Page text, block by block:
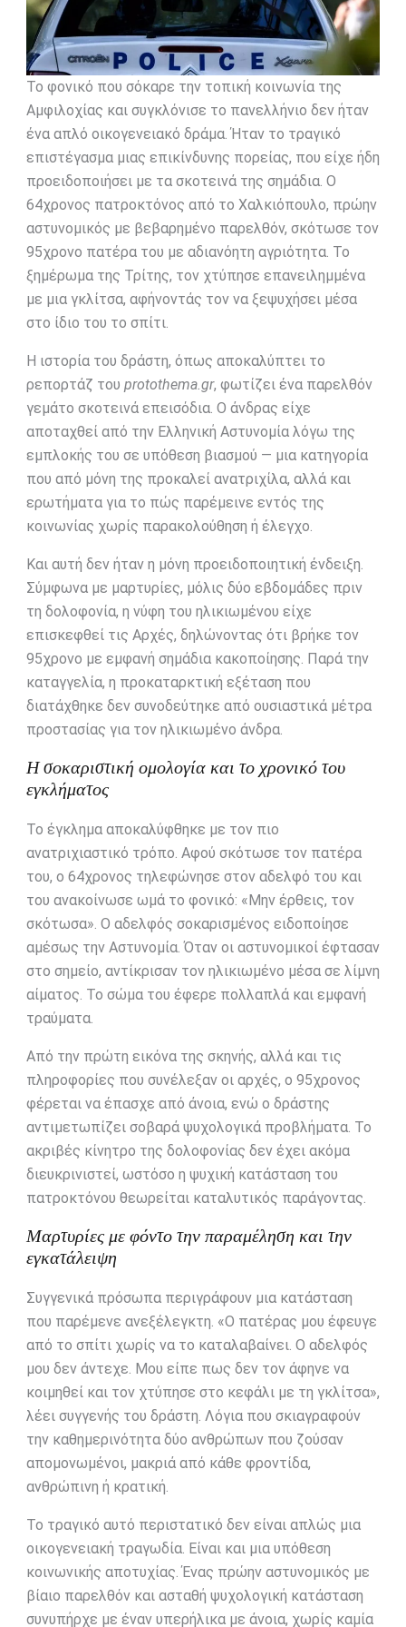
Το φονικό που σόκαρε την τοπική κοινωνία της
Αμφιλοχίας και συγκλόνισε το πανελλήνιο δεν ήταν
ένα απλό οικογενειακό δράμα. Ήταν το τραγικό
επιστέγασμα μιας επικίνδυνης πορείας, που είχε ήδη
προειδοποιήσει με τα σκοτεινά της σημάδια. Ο
64χρονος πατροκτόνος από το Χαλκιόπουλο, πρώην
αστυνομικός με βεβαρημένο παρελθόν, σκότωσε τον
95χρονο πατέρα του με αδιανόητη αγριότητα. Το
ξημέρωμα της Τρίτης, τον χτύπησε επανειλημμένα
με μια γκλίτσα, αφήνοντάς τον να ξεψυχήσει μέσα
στο ίδιο του το σπίτι.
Η ιστορία του δράστη, όπως αποκαλύπτει το
ρεπορτάζ του protothema.gr, φωτίζει ένα παρελθόν
γεμάτο σκοτεινά επεισόδια. Ο άνδρας είχε
αποταχθεί από την Ελληνική Αστυνομία λόγω της
εμπλοκής του σε υπόθεση βιασμού — μια κατηγορία
που από μόνη της προκαλεί ανατριχίλα, αλλά και
ερωτήματα για το πώς παρέμεινε εντός της
κοινωνίας χωρίς παρακολούθηση ή έλεγχο.
Και αυτή δεν ήταν η μόνη προειδοποιητική ένδειξη.
Σύμφωνα με μαρτυρίες, μόλις δύο εβδομάδες πριν
τη δολοφονία, η νύφη του ηλικιωμένου είχε
επισκεφθεί τις Αρχές, δηλώνοντας ότι βρήκε τον
95χρονο με εμφανή σημάδια κακοποίησης. Παρά την
καταγγελία, η προκαταρκτική εξέταση που
διατάχθηκε δεν συνοδεύτηκε από ουσιαστικά μέτρα
προστασίας για τον ηλικιωμένο άνδρα.
Η σοκαριστική ομολογία και το χρονικό του
εγκλήματος
Το έγκλημα αποκαλύφθηκε με τον πιο
ανατριχιαστικό τρόπο. Αφού σκότωσε τον πατέρα
του, ο 64χρονος τηλεφώνησε στον αδελφό του και
του ανακοίνωσε ωμά το φονικό: «Μην έρθεις, τον
σκότωσα». Ο αδελφός σοκαρισμένος ειδοποίησε
αμέσως την Αστυνομία. Όταν οι αστυνομικοί έφτασαν
στο σημείο, αντίκρισαν τον ηλικιωμένο μέσα σε λίμνη
αίματος. Το σώμα του έφερε πολλαπλά και εμφανή
τραύματα.
Από την πρώτη εικόνα της σκηνής, αλλά και τις
πληροφορίες που συνέλεξαν οι αρχές, ο 95χρονος
φέρεται να έπασχε από άνοια, ενώ ο δράστης
αντιμετωπίζει σοβαρά ψυχολογικά προβλήματα. Το
ακριβές κίνητρο της δολοφονίας δεν έχει ακόμα
διευκρινιστεί, ωστόσο η ψυχική κατάσταση του
πατροκτόνου θεωρείται καταλυτικός παράγοντας.
Μαρτυρίες με φόντο την παραμέληση και την
εγκατάλειψη
Συγγενικά πρόσωπα περιγράφουν μια κατάσταση
που παρέμενε ανεξέλεγκτη. «Ο πατέρας μου έφευγε
από το σπίτι χωρίς να το καταλαβαίνει. Ο αδελφός
μου δεν άντεχε. Μου είπε πως δεν τον άφηνε να
κοιμηθεί και τον χτύπησε στο κεφάλι με τη γκλίτσα»,
λέει συγγενής του δράστη. Λόγια που σκιαγραφούν
την καθημερινότητα δύο ανθρώπων που ζούσαν
απομονωμένοι, μακριά από κάθε φροντίδα,
ανθρώπινη ή κρατική.
Το τραγικό αυτό περιστατικό δεν είναι απλώς μια
οικογενειακή τραγωδία. Είναι και μια υπόθεση
κοινωνικής αποτυχίας. Ένας πρώην αστυνομικός με
βίαιο παρελθόν και ασταθή ψυχολογική κατάσταση
συνυπήρχε με έναν υπερήλικα με άνοια, χωρίς καμία